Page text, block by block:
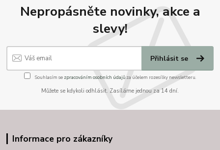
Nepropásněte novinky, akce a
slevy!
Přihlásit se
Souhlasím se zpracováním osobních údajůza účelem rozesílky newsletteru.
Můžete se kdykoli odhlásit. Zasíláme jednou za 14 dní.
Informace pro zákazníky